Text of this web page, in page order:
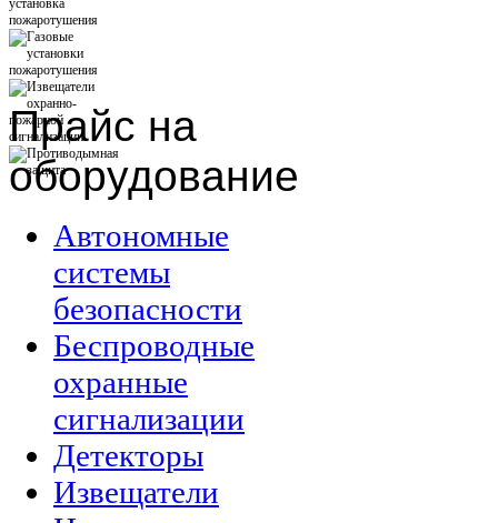
Прайс на
оборудование
Автономные
системы
безопасности
Беспроводные
охранные
сигнализации
Детекторы
Извещатели